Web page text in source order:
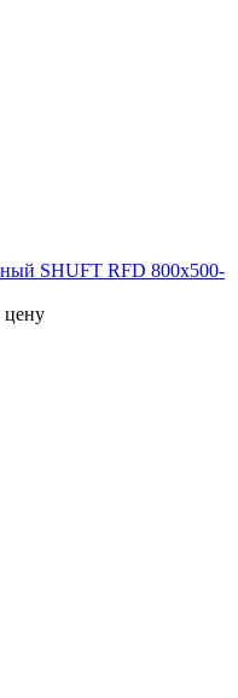
SHUFT RFD 800х500-
цену